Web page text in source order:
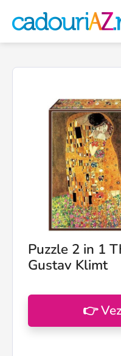
Puzzle 2 in 1
Gustav Klimt
👉